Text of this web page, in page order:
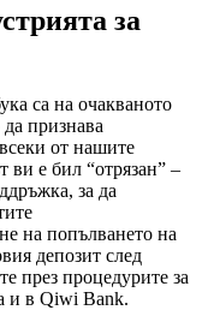
за
са на очакваното
признава
от нашите
ви е бил “отрязан” –
за да
на попълването на
депозит след
през процедурите за
и в Qiwi Bank.